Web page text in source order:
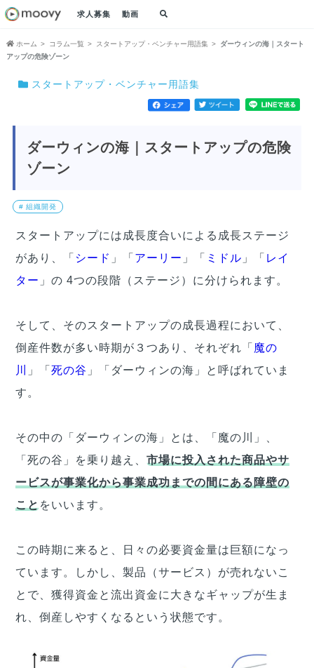
求人募集 動画
ホーム コラム一覧 スタートアップ・ベンチャー用語集
ダーウィンの海｜スタート
アップの危険ゾーン
スタートアップ・ベンチャー用語集
ダーウィンの海｜スタートアップの危険
ゾーン
# 組織開発
スタートアップには成長度合いによる成長ステージ
があり、「 シード 」「 アーリー 」「 ミドル 」「 レイ
ター 」の 4つの段階（ステージ）に分けられます。
そして、そのスタートアップの成長過程において、
倒産件数が多い時期が３つあり、それぞれ「 魔の
川
」「 死の谷 」「ダーウィンの海」と呼ばれていま
す。
その中の「ダーウィンの海」とは、「魔の川」、
「死の谷」を乗り越え、 市場に投入された商品やサ
ービスが事業化から事業成功までの間にある障壁の
こと をいいます。
この時期に来ると、日々の必要資金量は巨額になっ
ています。しかし、製品（サービス）が売れないこ
とで、獲得資金と流出資金に大きなギャップが生ま
れ、倒産しやすくなるという状態です。